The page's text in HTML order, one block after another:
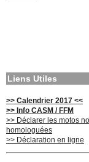
Liens Utiles
>> Calendrier 2017 <<
>> Info CASM / FFM
>> Déclarer les motos
homologuées
>> Déclaration en ligne